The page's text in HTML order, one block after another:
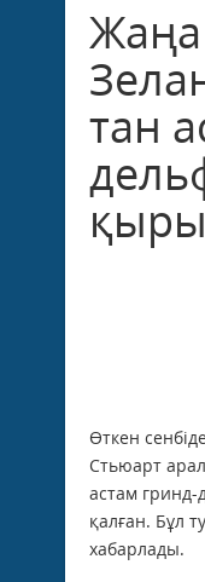
Жаңа
тан
Өткен
Стьюарт
астам
қалған. Бұл
хабарлады.